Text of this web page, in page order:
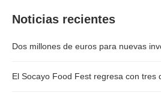
Noticias recientes
Dos millones de euros para nuevas
El Socayo Food Fest regresa con tres